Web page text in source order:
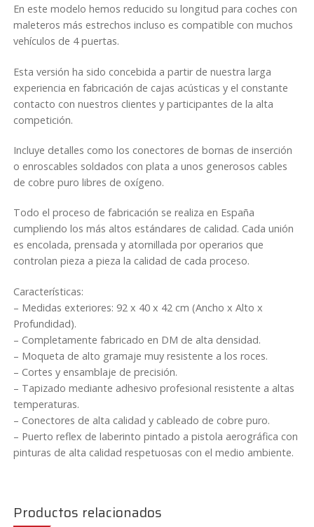
En este modelo hemos reducido su longitud para coches con
maleteros más estrechos incluso es compatible con muchos
vehículos de 4 puertas.
Esta versión ha sido concebida a partir de nuestra larga
experiencia en fabricación de cajas acústicas y el constante
contacto con nuestros clientes y participantes de la alta
competición.
Incluye detalles como los conectores de bornas de inserción
o enroscables soldados con plata a unos generosos cables
de cobre puro libres de oxígeno.
Todo el proceso de fabricación se realiza en España
cumpliendo los más altos estándares de calidad. Cada unión
es encolada, prensada y atornillada por operarios que
controlan pieza a pieza la calidad de cada proceso.
Características:
– Medidas exteriores: 92 x 40 x 42 cm (Ancho x Alto x
Profundidad).
– Completamente fabricado en DM de alta densidad.
– Moqueta de alto gramaje muy resistente a los roces.
– Cortes y ensamblaje de precisión.
– Tapizado mediante adhesivo profesional resistente a altas
temperaturas.
– Conectores de alta calidad y cableado de cobre puro.
– Puerto reflex de laberinto pintado a pistola aerográfica con
pinturas de alta calidad respetuosas con el medio ambiente.
Productos relacionados